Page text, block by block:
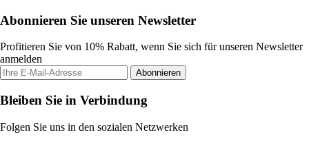
Abonnieren Sie unseren Newsletter
Profitieren Sie von 10% Rabatt, wenn Sie sich für unseren Newsletter
anmelden
Abonnieren
Bleiben Sie in Verbindung
Folgen Sie uns in den sozialen Netzwerken